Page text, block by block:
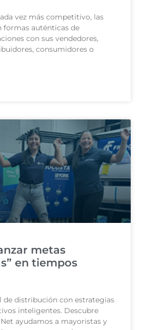
vez más competitivo, las
formas auténticas de
con sus vendedores,
consumidores o
metas
en tiempos
de distribución con estrategias
inteligentes. Descubre
ayudamos a mayoristas y